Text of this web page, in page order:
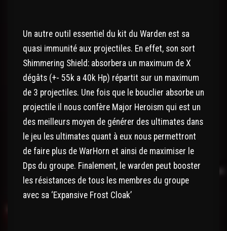
Un autre outil essentiel du kit du Warden est sa
quasi immunité aux projectiles. En effet, son sort
Shimmering Shield : absorbera un maximum de X
dégâts (+- 55k a 40k Hp) répartit sur un maximum
de 3 projectiles. Une fois que le bouclier absorbe un
projectile il nous confère Major Heroism qui est un
des meilleurs moyen de générer des ultimates dans
le jeu les ultimates quant à eux nous permettront
de faire plus de WarHorn et ainsi de maximiser le
Dps du groupe. Finalement, le warden peut booster
les résistances de tous les membres du groupe
avec sa ‘Expansive Frost Cloak’